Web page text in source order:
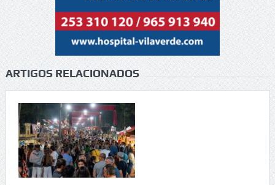
ARTIGOS RELACIONADOS